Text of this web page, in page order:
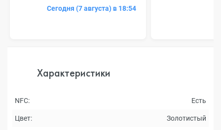
Сегодня (7 августа) в 18:54
Характеристики
NFC: Есть
Цвет: Золотистый